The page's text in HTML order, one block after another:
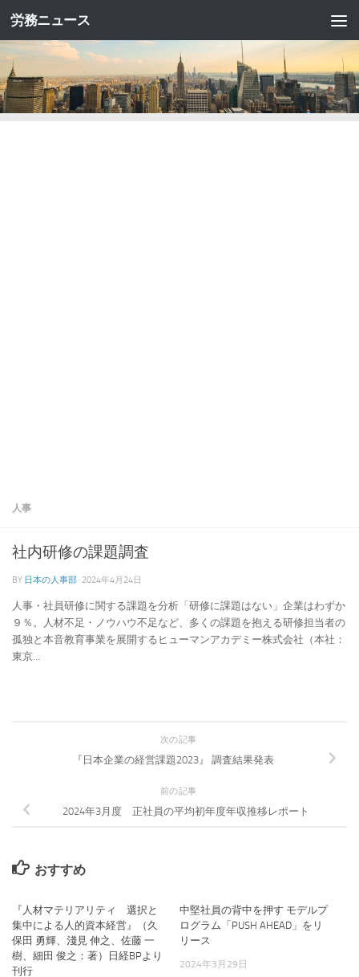
コンテンツへスキップ
労務ニュース
人事
社内研修の課題調査
BY 日本の人事部 · 2024年4月24日
人事・社員研修に関する課題を分析「研修に課題はない」企業はわずか
９％。人材不足・ノウハウ不足など、多くの課題を抱える研修担当者の
孤独と本音教育事業を展開するヒューマンアカデミー株式会社（本社：
東京...
次の記事
『日本企業の経営課題2023』 調査結果発表
前の記事
2024年3月度 正社員の平均初年度年収推移レポート
おすすめ
『人材マテリアリティ 選択と
集中による人的資本経営』（久
保田 勇輝、淺見 伸之、佐藤 一
樹、細田 俊之：著）日経BPより
刊行
中堅社員の背中を押す モデルプ
ログラム「PUSH AHEAD」をリ
リース
2024年3月29日